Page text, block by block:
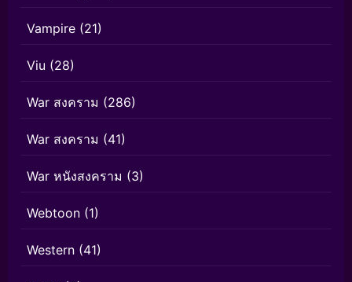
Vampire (21)
Viu (28)
War สงคราม (286)
War สงคราม (41)
War หนังสงคราม (3)
Webtoon (1)
Western (41)